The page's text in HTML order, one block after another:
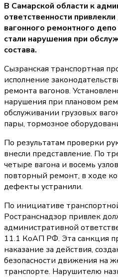
В Самарской области к
ответственности
вагонного ремонтного
стали нарушения при
состава.
Сызранская транспортная
исполнение
ремонта вагонов.
нарушения при плановом
обслуживании грузовых
пары, тормозное
По результатам проверки
внесли представление. По
четыре вагона и восемь
повторный ремонт, в ходе
дефекты устранили.
По инициативе
Ространснадзор привлек
административной
11.1 КоАП РФ. Эта санкция
наказание за действия,
безопасности движения на
транспорте. Нарушителю